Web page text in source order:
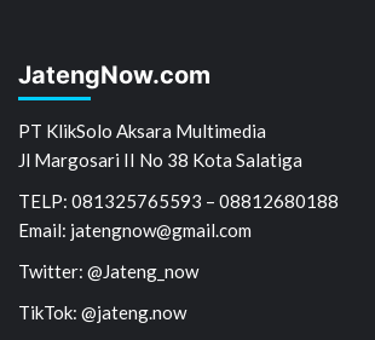
JatengNow.com
PT KlikSolo Aksara Multimedia
Jl Margosari II No 38 Kota Salatiga
TELP: 081325765593 – 08812680188
Email: jatengnow@gmail.com
Twitter: @Jateng_now
TikTok: @jateng.now